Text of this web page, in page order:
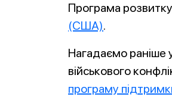
Програма
(США).
Нагадаємо раніше
військового
програму